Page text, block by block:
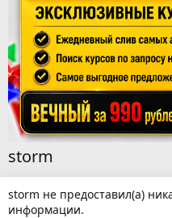
storm
storm не предоставил(а)
информации.